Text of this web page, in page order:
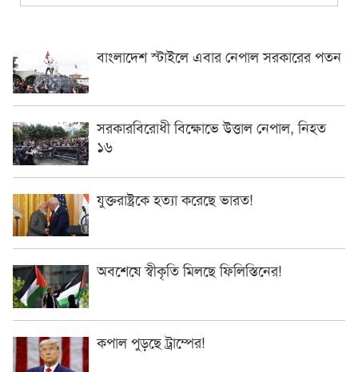
বাংলাদেশ স্টাইলে এবার নেপাল সরকারের পতন
সরকারবিরোধী বিক্ষোভে উত্তাল নেপাল, নিহত
১৬
যুক্তরাষ্ট্রকে হত্যা করেছে ভারত!
অবশেষে স্বীকৃতি মিলছে ফিলিস্তিনের!
কপাল পুড়ছে ট্রাম্পের!